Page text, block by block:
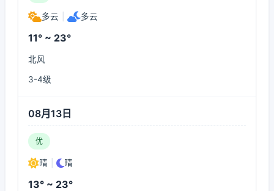
多云 多云
11° ~ 23°
北风
3-4级
08月13日
优
晴 晴
13° ~ 23°